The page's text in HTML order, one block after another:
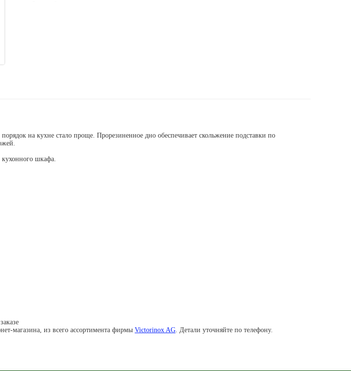
на кухне стало проще. Прорезиненное дно обеспечивает скольжение подставки по
кухонного шкафа.
магазина, из всего ассортимента фирмы Victorinox AG . Детали уточняйте по телефону.